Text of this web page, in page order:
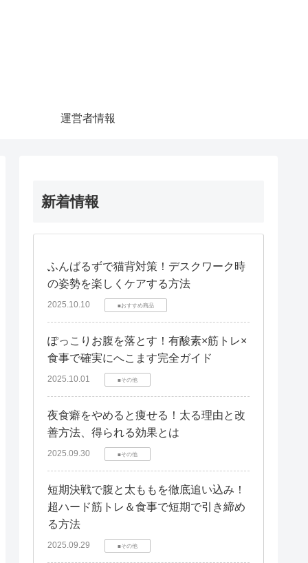
運営者情報
新着情報
ふんばるずで猫背対策！デスクワーク時
の姿勢を楽しくケアする方法
2025.10.10 ■おすすめ商品
ぽっこりお腹を落とす！有酸素×筋トレ×
食事で確実にへこます完全ガイド
2025.10.01 ■その他
夜食癖をやめると痩せる！太る理由と改
善方法、得られる効果とは
2025.09.30 ■その他
短期決戦で腹と太ももを徹底追い込み！
超ハード筋トレ＆食事で短期で引き締め
る方法
2025.09.29 ■その他